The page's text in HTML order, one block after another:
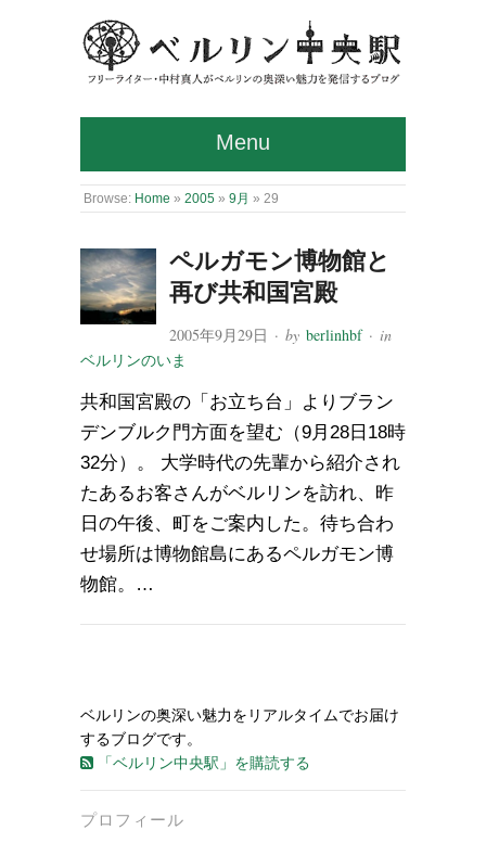
Menu
Browse: Home » 2005 » 9月 » 29
ペルガモン博物館と
再び共和国宮殿
2005年9月29日 · byberlinhbf· in
ベルリンのいま
共和国宮殿の「お立ち台」よりブラン
デンブルク門方面を望む（9月28日18時
32分）。 大学時代の先輩から紹介され
たあるお客さんがベルリンを訪れ、昨
日の午後、町をご案内した。待ち合わ
せ場所は博物館島にあるペルガモン博
物館。…
ベルリンの奥深い魅力をリアルタイムでお届け
するブログです。
「ベルリン中央駅」を購読する
プロフィール